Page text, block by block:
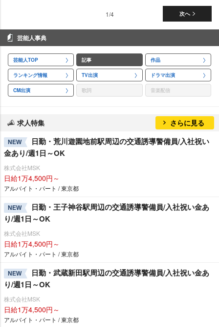
次へ
1/4
芸能人事典
芸能人TOP 記事 作品
ランキング情報 TV出演 ドラマ出演
CM出演 歌詞 音楽配信
求人特集 さらに見る
NEW
日勤・荒川遊園地前駅周辺の交通誘導警備員/入社祝い
金あり/週1日～OK
株式会社MSK
日給1万4,500円～
アルバイト・パート / 東京都
NEW
日勤・王子神谷駅周辺の交通誘導警備員/入社祝い金あ
り/週1日～OK
株式会社MSK
日給1万4,500円～
アルバイト・パート / 東京都
NEW
日勤・武蔵新田駅周辺の交通誘導警備員/入社祝い金あ
り/週1日～OK
株式会社MSK
日給1万4,500円～
アルバイト・パート / 東京都